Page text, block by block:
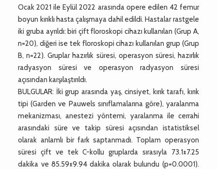
Ocak 2021 ile Eylül 2022 arasında opere edilen 42 femur
boyun kırıklı hasta çalışmaya dahil edildi. Hastalar rastgele
iki gruba ayrıldı: biri çift floroskopi cihazı kullanılan (Grup A,
n=20), diğeri ise tek floroskopi cihazı kullanılan grup (Grup
B, n=22). Gruplar hazırlık süresi, operasyon süresi, hazırlık
radyasyon süresi ve operasyon radyasyon süresi
açısından karşılaştırıldı.
BULGULAR: İki grup arasında yaş, cinsiyet, kırık tarafı, kırık
tipi (Garden ve Pauwels sınıflamalarına göre), yaralanma
mekanizması, anestezi yöntemi, yaralanma ile cerrahi
arasındaki süre ve takip süresi açısından istatistiksel
olarak anlamlı bir fark saptanmadı. Toplam operasyon
süresi çift ve tek C-kollu gruplarda sırasıyla 73.1±7.25
dakika ve 85.59±9.94 dakika olarak bulundu (p=0.0001).